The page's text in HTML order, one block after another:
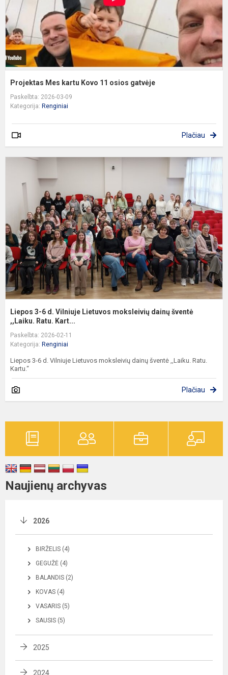
Projektas Mes kartu Kovo 11 osios gatvėje
Paskelbta: 2026-03-09
Kategorija: Renginiai
Plačiau
Liepos 3-6 d. Vilniuje Lietuvos moksleivių dainų šventė
,,Laiku. Ratu. Kart...
Paskelbta: 2026-02-11
Kategorija: Renginiai
Liepos 3-6 d. Vilniuje Lietuvos moksleivių dainų šventė ,,Laiku. Ratu.
Kartu.“
Plačiau
Naujienų archyvas
2026
BIRŽELIS (4)
GEGUŽĖ (4)
BALANDIS (2)
KOVAS (4)
VASARIS (5)
SAUSIS (5)
2025
2024